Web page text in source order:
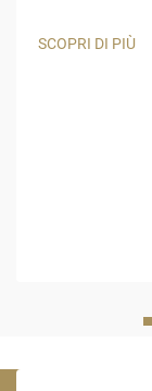
e decorazioni
SCOPRI DI PIÙ